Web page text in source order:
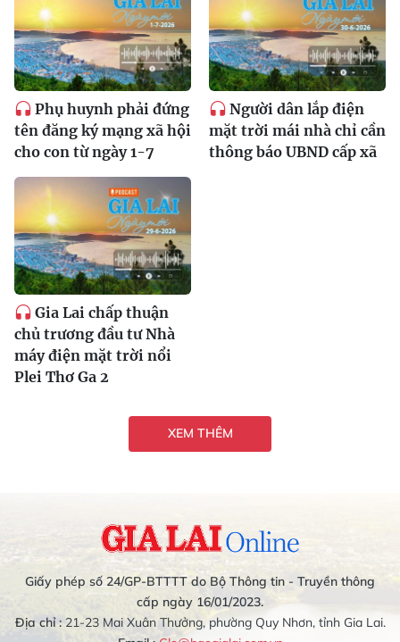
Phụ huynh phải đứng
tên đăng ký mạng xã hội
cho con từ ngày 1-7
Người dân lắp điện
mặt trời mái nhà chỉ cần
thông báo UBND cấp xã
Gia Lai chấp thuận
chủ trương đầu tư Nhà
máy điện mặt trời nổi
Plei Thơ Ga 2
XEM THÊM
Giấy phép số 24/GP-BTTTT do Bộ Thông tin - Truyền thông
cấp ngày 16/01/2023.
Địa chỉ :21-23 Mai Xuân Thưởng, phường Quy Nhơn, tỉnh Gia Lai.